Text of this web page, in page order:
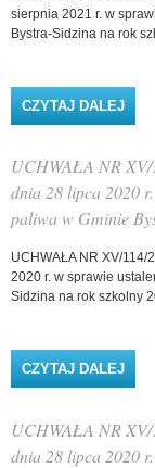
sierpnia 2021 r. w
Bystra-Sidzina na rok
CZYTAJ DALEJ
NA
UCHWAŁA NR
dnia 28 lipca 2020
paliwa w Gminie
UCHWAŁA NR XV/114/
2020 r. w sprawie
Sidzina na rok szkolny
CZYTAJ DALEJ
NA
UCHWAŁA NR
dnia 28 lipca 2020